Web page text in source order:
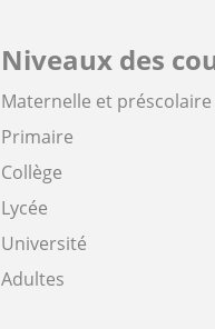
Niveaux des
Maternelle et préscolaire
Primaire
Collège
Lycée
Université
Adultes